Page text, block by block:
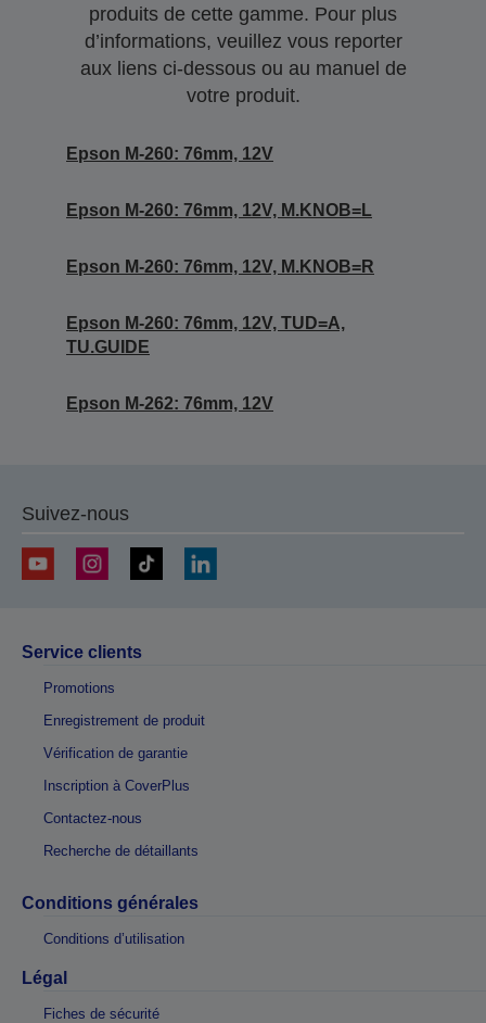
produits de cette gamme. Pour plus
d’informations, veuillez vous reporter
aux liens ci-dessous ou au manuel de
votre produit.
Epson M-260: 76mm, 12V
Epson M-260: 76mm, 12V, M.KNOB=L
Epson M-260: 76mm, 12V, M.KNOB=R
Epson M-260: 76mm, 12V, TUD=A,
TU.GUIDE
Epson M-262: 76mm, 12V
Suivez-nous
Service clients
Promotions
Enregistrement de produit
Vérification de garantie
Inscription à CoverPlus
Contactez-nous
Recherche de détaillants
Conditions générales
Conditions d’utilisation
Légal
Fiches de sécurité